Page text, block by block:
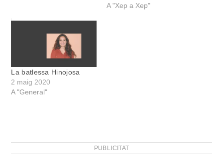
A "Xep a Xep"
La batlessa Hinojosa
2 maig 2020
A "General"
PUBLICITAT